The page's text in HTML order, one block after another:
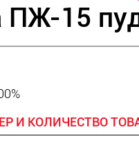
15
И КОЛИЧЕСТВО